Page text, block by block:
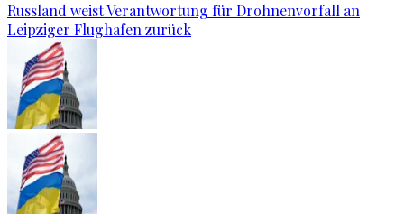
Russland weist Verantwortung für Drohnenvorfall an
Leipziger Flughafen zurück